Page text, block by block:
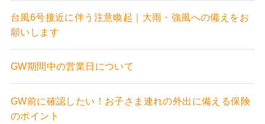
台風6号接近に伴う注意喚起｜大雨・強風への備えをお
願いします
GW期間中の営業日について
GW前に確認したい！お子さま連れの外出に備える保険
のポイント